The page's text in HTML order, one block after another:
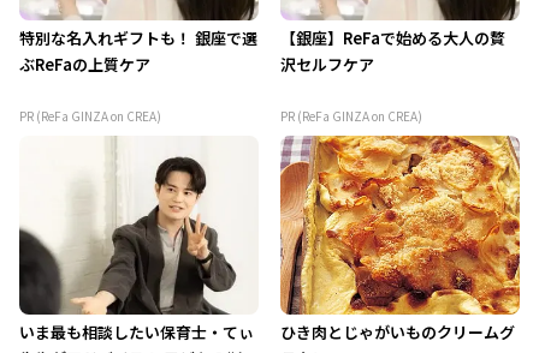
特別な名入れギフトも！ 銀座で選
ぶReFaの上質ケア
PR (ReFa GINZA on CREA)
【銀座】ReFaで始める大人の贅
沢セルフケア
PR (ReFa GINZA on CREA)
いま最も相談したい保育士・てぃ
ひき肉とじゃがいものクリームグ